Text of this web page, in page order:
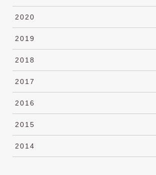
2020
2019
2018
2017
2016
2015
2014